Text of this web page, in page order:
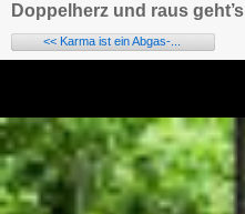
Doppelherz und raus geht’s
<< Karma ist ein Abgas-...